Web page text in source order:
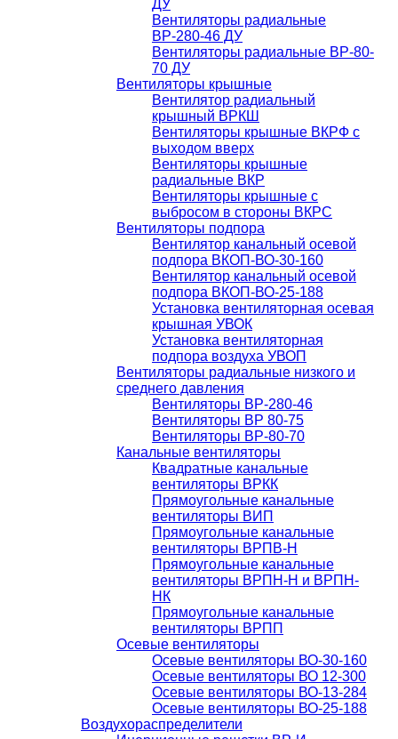
ДУ
Вентиляторы радиальные
ВР-280-46 ДУ
Вентиляторы радиальные ВР-80-
70 ДУ
Вентиляторы крышные
Вентилятор радиальный
крышный ВРКШ
Вентиляторы крышные ВКРФ с
выходом вверх
Вентиляторы крышные
радиальные ВКР
Вентиляторы крышные с
выбросом в стороны ВКРС
Вентиляторы подпора
Вентилятор канальный осевой
подпора ВКОП-ВО-30-160
Вентилятор канальный осевой
подпора ВКОП-ВО-25-188
Установка вентиляторная осевая
крышная УВОК
Установка вентиляторная
подпора воздуха УВОП
Вентиляторы радиальные низкого и
среднего давления
Вентиляторы ВР-280-46
Вентиляторы ВР 80-75
Вентиляторы ВР-80-70
Канальные вентиляторы
Квадратные канальные
вентиляторы ВРКК
Прямоугольные канальные
вентиляторы ВИП
Прямоугольные канальные
вентиляторы ВРПВ-Н
Прямоугольные канальные
вентиляторы ВРПН-Н и ВРПН-
НК
Прямоугольные канальные
вентиляторы ВРПП
Осевые вентиляторы
Осевые вентиляторы ВО-30-160
Осевые вентиляторы ВО 12-300
Осевые вентиляторы ВО-13-284
Осевые вентиляторы ВО-25-188
Воздухораспределители